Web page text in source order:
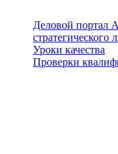
Деловой портал
стратегического
Уроки качества
Проверки